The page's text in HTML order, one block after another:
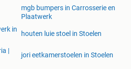
mgb bumpers in Carrosserie en
Plaatwerk
in
houten luie stoel in Stoelen
|
jori eetkamerstoelen in Stoelen